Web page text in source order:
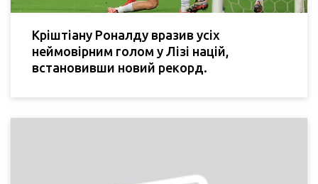
Кріштіану Роналду вразив усіх
неймовірним голом у Лізі націй,
встановивши новий рекорд.